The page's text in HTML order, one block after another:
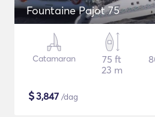
Fountaine Pajot 75
Catamaran
75 ft
23 m
$3,847 /dag